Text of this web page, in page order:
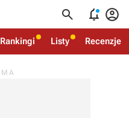
  
Rankingi Listy Recenzje